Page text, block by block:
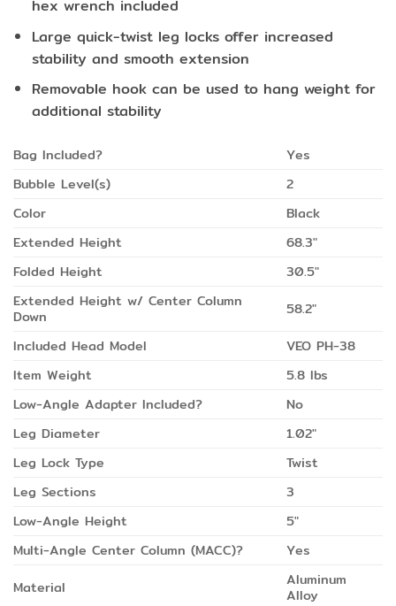
hex wrench included
Large quick-twist leg locks offer increased
stability and smooth extension
Removable hook can be used to hang weight for
additional stability
Bag Included?
Yes
Bubble Level(s)
2
Color
Black
Extended Height
68.3″
Folded Height
30.5″
Extended Height w/ Center Column
Down
58.2″
Included Head Model
VEO PH-38
Item Weight
5.8 lbs
Low-Angle Adapter Included?
No
Leg Diameter
1.02″
Leg Lock Type
Twist
Leg Sections
3
Low-Angle Height
5″
Multi-Angle Center Column (MACC)?
Yes
Material
Aluminum
Alloy